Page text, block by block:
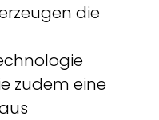
die
zudem eine